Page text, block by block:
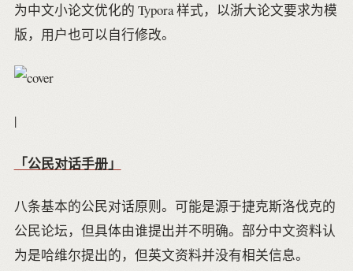
为中文小论文优化的 Typora 样式，以浙大论文要求为模
版，用户也可以自行修改。
|
「公民对话手册」
八条基本的公民对话原则。可能是源于捷克斯洛伐克的
公民论坛，但具体由谁提出并不明确。部分中文资料认
为是哈维尔提出的，但英文资料并没有相关信息。